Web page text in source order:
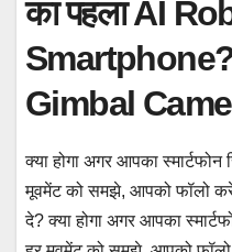
का पहला AI
Gimbal
क्या होगा अगर आपका
मूवमेंट को समझे, आपको फॉलो करे
दे? क्या होगा अगर आपका